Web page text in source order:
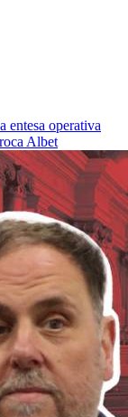
entesa operativa
Albet